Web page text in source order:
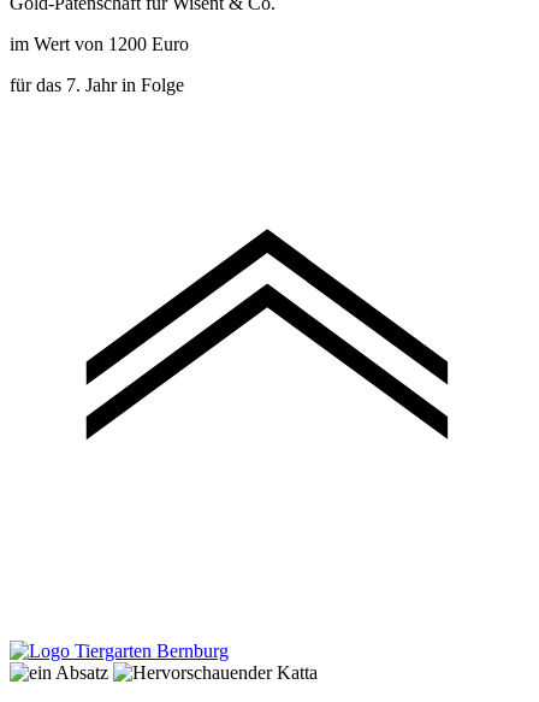
im Wert von 1200 Euro
für das 7. Jahr in Folge